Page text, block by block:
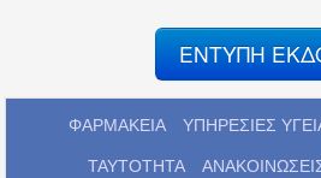
ΕΝΤΥΠΗ
ΦΑΡΜΑΚΕΙΑ ΥΠΗΡΕΣΙΕΣ
ΤΑΥΤΟΤΗΤΑ